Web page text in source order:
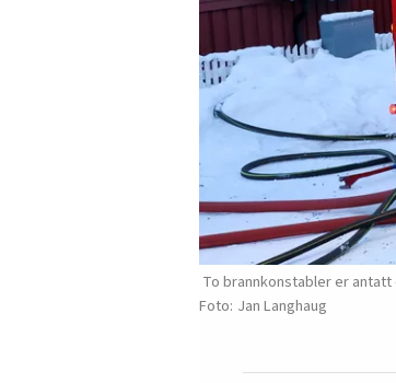
To brannkonstabler er
Jan Langhaug